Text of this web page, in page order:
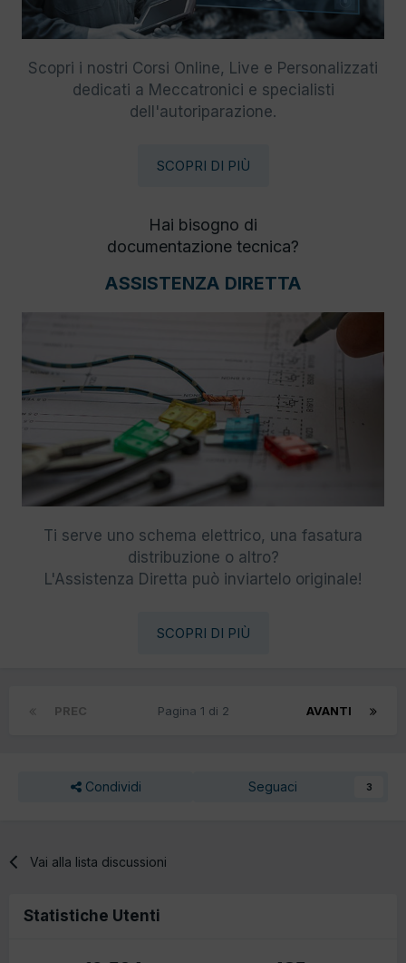
Scopri i nostri Corsi Online, Live e Personalizzati
dedicati a Meccatronici e specialisti
dell'autoriparazione.
SCOPRI DI PIÙ
Hai bisogno di
documentazione tecnica?
ASSISTENZA DIRETTA
Ti serve uno schema elettrico, una fasatura
distribuzione o altro?
L'Assistenza Diretta può inviartelo originale!
SCOPRI DI PIÙ
PREC AVANTI
Pagina 1 di 2
Condividi Seguaci 3
Vai alla lista discussioni
Statistiche Utenti